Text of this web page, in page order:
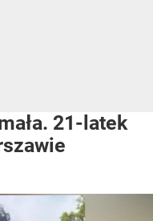
21-latek